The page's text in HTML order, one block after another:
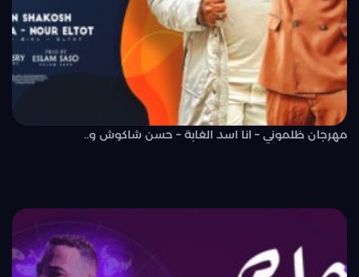
مهرجان ظلموني – انا اسد الغابة – حسن شاكوش و..